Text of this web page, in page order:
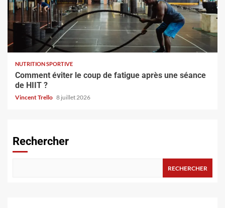
NUTRITION SPORTIVE
Comment éviter le coup de fatigue après une séance
de HIIT ?
Vincent Trello 8 juillet 2026
Rechercher
RECHERCHER